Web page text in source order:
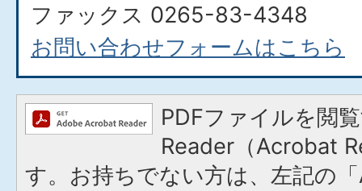
ファックス 0265-83-4348
お問い合わせフォームはこちら
PDFファイルを閲
Reader（Acrobat
す。お持ちでない方は、左記の